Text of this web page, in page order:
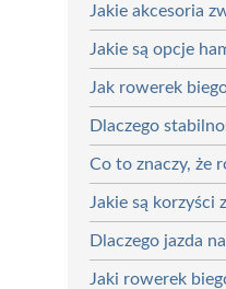
Jakie akcesoria
Jakie są opcje
Jak rowerek
Dlaczego
Co to znaczy, że
Jakie są korzyści
Dlaczego jazda
Jaki rowerek